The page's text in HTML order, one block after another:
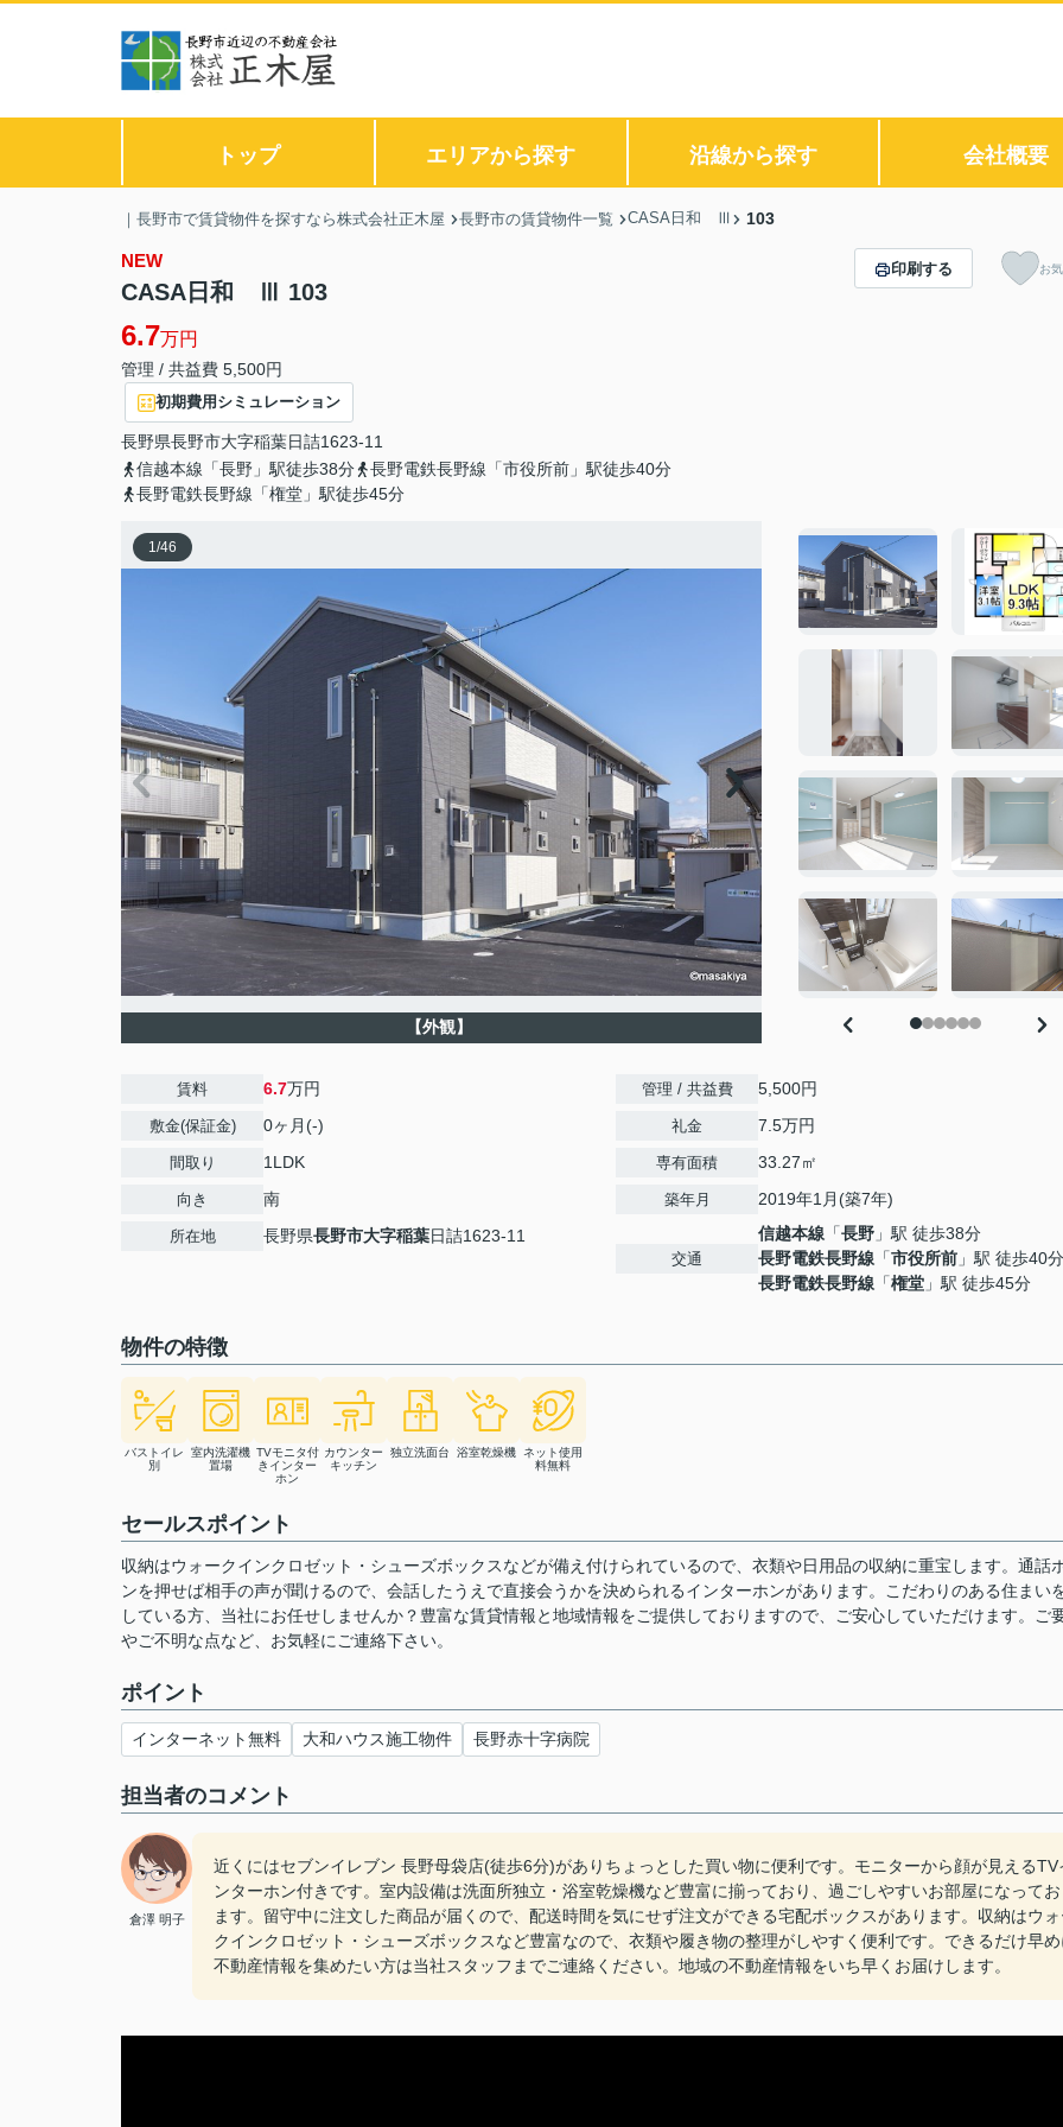
トップ エリアから探す 沿線から探す 会社概要
｜長野市で賃貸物件を探すなら株式会社正木屋 長野市の賃貸物件一覧 CASA日和 Ⅲ 103
NEW
CASA日和 Ⅲ 103
6.7万円
管理 / 共益費 5,500円
初期費用シミュレーション
長野県長野市大字稲葉日詰1623-11
信越本線「長野」駅徒歩38分
長野電鉄長野線「市役所前」駅徒歩40分
長野電鉄長野線「権堂」駅徒歩45分
印刷する お
1/46
【外観】
賃料 6.7万円
敷金(保証金) 0ヶ月(-)
間取り 1LDK
向き 南
所在地 長野県長野市大字稲葉日詰1623-11
管理 / 共益費 5,500円
礼金 7.5万円
専有面積 33.27㎡
築年月 2019年1月(築7年)
交通
信越本線 「長野 」駅 徒歩38分
長野電鉄長野線 「市役所前 」駅 徒歩40分
長野電鉄長野線 「権堂 」駅 徒歩45分
物件の特徴
バストイレ
別
室内洗濯機
置場
TVモニタ付
きインター
ホン
カウンター
キッチン
独立洗面台 浴室乾燥機 ネット使用
料無料
セールスポイント
収納はウォークインクロゼット・シューズボックスなどが備え付けられているので、衣類や日用品の収納に重宝します。通話
ンを押せば相手の声が聞けるので、会話したうえで直接会うかを決められるインターホンがあります。こだわりのある住まい
している方、当社にお任せしませんか？豊富な賃貸情報と地域情報をご提供しておりますので、ご安心していただけます。ご
やご不明な点など、お気軽にご連絡下さい。
ポイント
インターネット無料 大和ハウス施工物件 長野赤十字病院
担当者のコメント
倉澤 明子
近くにはセブンイレブン 長野母袋店(徒歩6分)がありちょっとした買い物に便利です。モニターから顔が見えるTV
ンターホン付きです。室内設備は洗面所独立・浴室乾燥機など豊富に揃っており、過ごしやすいお部屋になってお
ます。留守中に注文した商品が届くので、配送時間を気にせず注文ができる宅配ボックスがあります。収納はウォ
クインクロゼット・シューズボックスなど豊富なので、衣類や履き物の整理がしやすく便利です。できるだけ早め
不動産情報を集めたい方は当社スタッフまでご連絡ください。地域の不動産情報をいち早くお届けします。